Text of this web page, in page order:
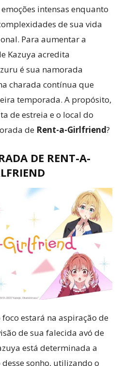
intensas enquanto
de sua vida
Para aumentar a
Kazuya acredita
é sua namorada
charada contínua que
temporada. A propósito,
de estreia e o local do
de Rent-a-Girlfriend?
DE RENT-A-
estará na aspiração de
de sua falecida avó de
está determinada a
sonho, utilizando o